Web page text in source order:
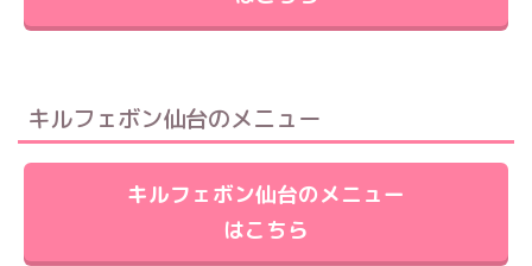
キルフェボン仙台のメニュー
キルフェボン仙台のメニュー
はこちら